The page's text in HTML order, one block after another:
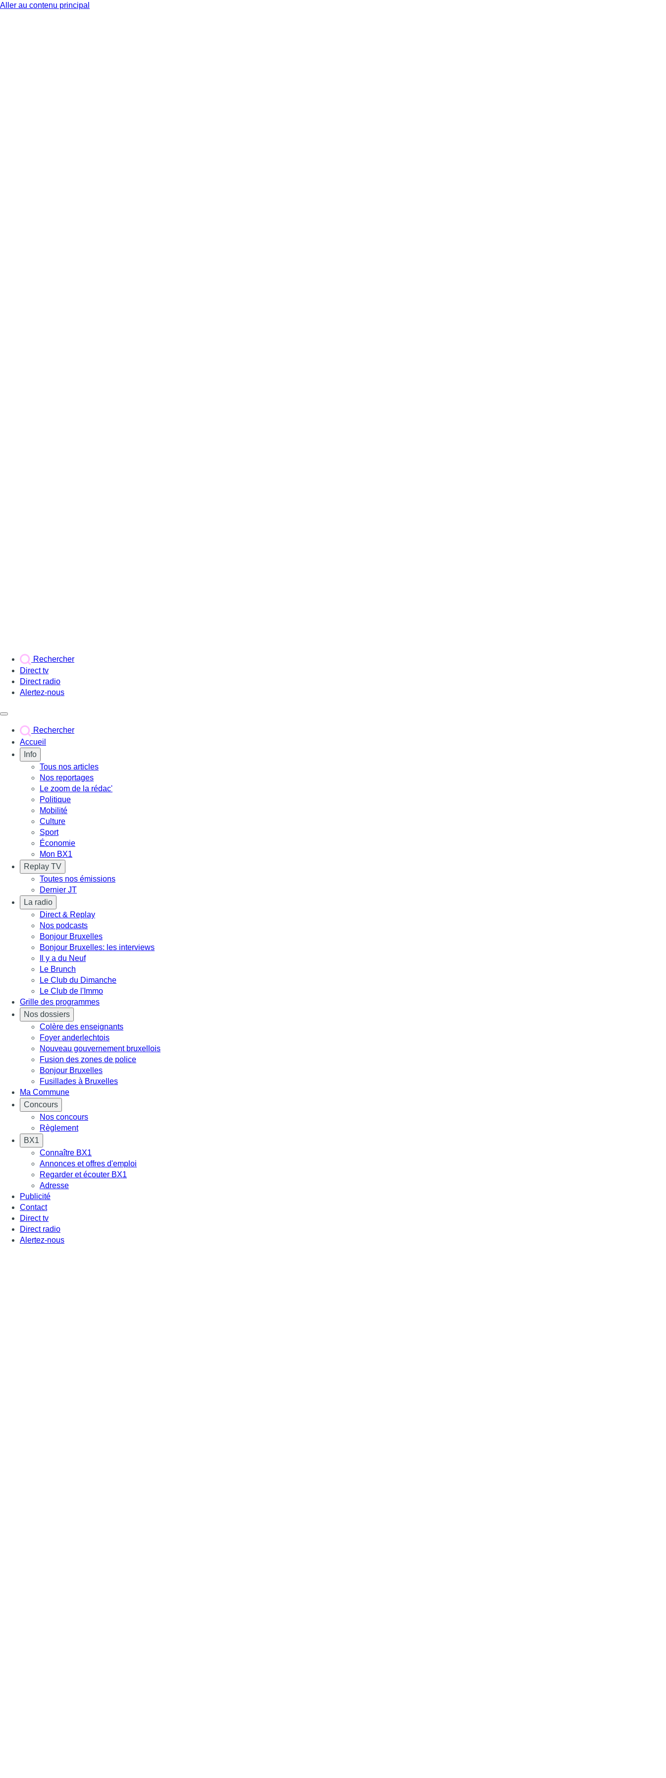
Aller au contenu principal
Rechercher
Direct tv
Direct radio
Alertez-nous
Rechercher
Accueil
Info
Tous nos articles
Nos reportages
Le zoom de la rédac'
Politique
Mobilité
Culture
Sport
Économie
Mon BX1
Replay TV
Toutes nos émissions
Dernier JT
La radio
Direct & Replay
Nos podcasts
Bonjour Bruxelles
Bonjour Bruxelles: les interviews
Il y a du Neuf
Le Brunch
Le Club du Dimanche
Le Club de l'Immo
Grille des programmes
Nos dossiers
Colère des enseignants
Foyer anderlechtois
Nouveau gouvernement bruxellois
Fusion des zones de police
Bonjour Bruxelles
Fusillades à Bruxelles
Ma Commune
Concours
Nos concours
Règlement
BX1
Connaître BX1
Annonces et offres d'emploi
Regarder et écouter BX1
Adresse
Publicité
Contact
Direct tv
Direct radio
Alertez-nous